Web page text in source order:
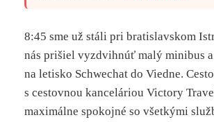
8:45 sme už stáli pri bratislavskom
nás prišiel vyzdvihnúť malý minibus
na letisko Schwechat do Viedne.
s cestovnou kanceláriou Victory
maximálne spokojné so všetkými